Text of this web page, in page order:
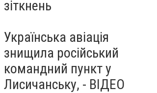
зіткнень
Українська авіація
знищила російський
командний пункт у
Лисичанську, - ВІДЕО